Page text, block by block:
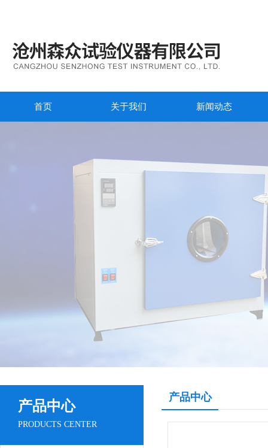
首页 关于我们 新闻动态
产品中心
PRODUCTS CENTER
产品中心